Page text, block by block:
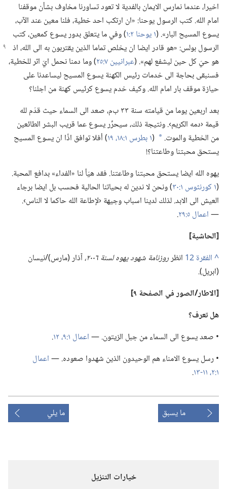
اخيرا،‏ عندما نمارس الايمان بالفدية لا تعود تساورنا مخاوف بشأن موقفنا
امام الله.‏ كتب الرسول يوحنا:‏ «ان ارتكب احد خطية،‏ فلنا معين عند الآب،‏
يسوع المسيح البار».‏ (‏١ يوحنا ٢:‏١
‏)‏ وفي ما يتعلق بدور يسوع كمعين،‏ كتب
الرسول بولس:‏ «هو قادرايضا ان يخلص تماما الذين يقتربون به الى الله،‏ اذ
هو حيّ كل حين ليشفع لهم».‏ (‏عبرانيين ٧:‏٢٥
‏)‏ وما دمنا نحمل ايّ اثر للخطية،‏
فسنبقى بحاجة الى خدمات رئيس الكهنة يسوع المسيح ليساعدنا على
حيازة موقف بار امام الله.‏ وكيف خدم يسوع كرئيس كهنة من اجلنا؟‏
بعد اربعين يوما من قيامته سنة ٣٣ ب‌م،‏ صعد الى السماء حيث قدّم لله
قيمة ‹دمه الكريم›.‏ ونتيجة ذلك،‏ سيحرِّر يسوع عما قريب البشر الطائعين
من الخطية والموت.‏ *
(‏١ بطرس ١:‏١٨،‏ ١٩
‏)‏ أفلا توافق اذًا ان يسوع المسيح
يستحق محبتنا وطاعتنا؟‏!‏
يهوه الله ايضا يستحق محبتنا وطاعتنا.‏ فقد هيّأ لنا «الفداء» بدافع المحبة.‏
(‏١ كورنثوس ١:‏٣٠
‏)‏ ونحن لا ندين له بحياتنا الحالية فحسب بل ايضا برجاء
العيش الى الابد.‏ لذلك لدينا اسباب وجيهة ‹لإطاعة الله حاكما لا الناس›.‏
—‏اعمال ٥:‏٢٩
‏.‏
‏[الحاشية]‏
^
انظرروزنامة شهود يهوه لسنة ٢٠٠٦،‏
آذار (‏مارس)‏/‏نيسان
(‏ابريل)‏.‏
‏[الاطار/‏الصورفي الصفحة ٩]‏
هل تعرف؟‏
‏• صعد يسوع الى السماء من جبل الزيتون.‏ —‏اعمال ١:‏٩،‏
‏.‏
‏• رسل يسوع الامناء هم الوحيدون الذين شهدوا صعوده.‏ —‏اعمال
١:‏٢،‏
‏.‏
ما يسبق ما يلي
خيارات التنزيل